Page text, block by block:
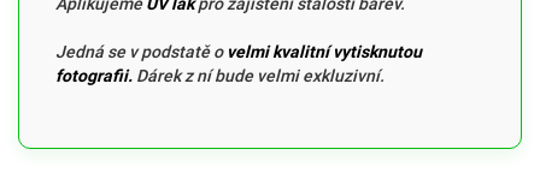
Jedná se v podstatě o velmi kvalitní vytisknutou
fotografii. Dárek z ní bude velmi exkluzivní.